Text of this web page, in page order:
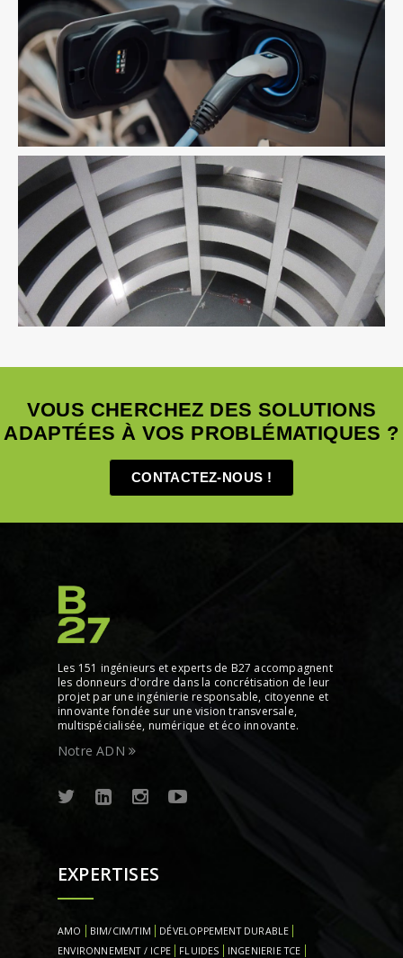
Fluides Infrastructure VRD
Infrastructure Thermique
VOUS CHERCHEZ DES SOLUTIONS
ADAPTÉES À VOS PROBLÉMATIQUES ?
CONTACTEZ-NOUS !
Les 151 ingénieurs et experts de B27 accompagnent
les donneurs d'ordre dans la concrétisation de leur
projet par une ingénierie responsable, citoyenne et
innovante fondée sur une vision transversale,
multispécialisée, numérique et éco innovante.
Notre ADN
EXPERTISES
AMO BIM/CIM/TIM
DÉVELOPPEMENT DURABLE
ENVIRONNEMENT / ICPE
FLUIDES
INGENIERIE TCE